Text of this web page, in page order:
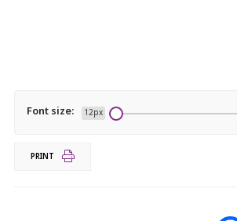
Font size: 12px
PRINT